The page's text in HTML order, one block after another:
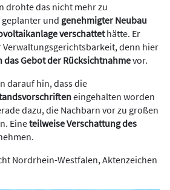
drohte das nicht mehr zu
und genehmigter Neubau
verschattethätte. Er
Verwaltungsgerichtsbarkeit, denn hier
das Gebot der Rücksichtnahmevor.
darauf hin, dass die
eingehalten worden
dazu, die Nachbarn vor zu großen
Eineteilweise Verschattung des
Nordrhein-Westfalen, Aktenzeichen